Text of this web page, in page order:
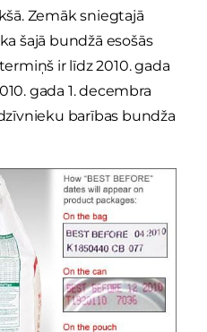
Zemāk sniegtajā
šajā bundžā esošās
ir līdz 2010. gada
gada 1. decembra
barības bundža